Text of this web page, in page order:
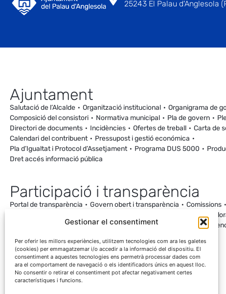
Gestionar el consentiment
Per oferir les millors experiències, utilitzem tecnologies com ara les galetes
(cookies) per emmagatzemar i/o accedir a la informació del dispositiu. El
consentiment a aquestes tecnologies ens permetrà processar dades com
ara el comportament de navegació o els identificadors únics en aquest lloc.
No consentir o retirar el consentiment pot afectar negativament certes
característiques i funcions.
25243 El Palau d'Anglesola
Ajuntament
Salutació de l’Alcalde Organització institucional
Organigrama de
Composició del consistori
Normativa municipal Pla de govern
Directori de documents
Incidències Ofertes de treball
Carta de
Calendari del contribuent
Pressupost i gestió económica
Pla d’Igualtat i Protocol d’Assetjament
Programa DUS 5000
Dret accés informació pública
Participació i transparència
Portal de transparència Govern obert i transparència
Comissions
Processos participatius
Canal de denúncies Comunitat local d’energia